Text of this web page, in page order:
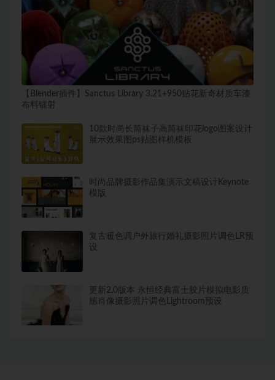
【Blender插件】Sanctus Library 3.21+950贴花新奇材质车漆
布料镭射
10款时尚长筒袜子高筒袜印花logo图案设计
展示效果图ps贴图样机模板
时尚品牌摄影作品集演示文稿设计Keynote
模版
复古暖色调户外旅行婚礼摄影照片调色LR预
设
更新2.0版本 永恒经典富士胶片模拟电影质
感肖像摄影照片调色Lightroom预设